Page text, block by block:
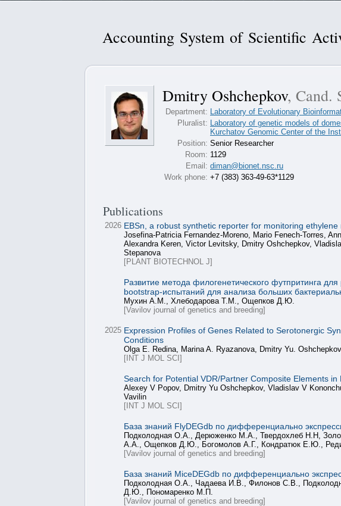
Accounting System of Scientific
Dmitry Oshchepkov, Cand.
Department: Laboratory of Evolutionary
Pluralist: Laboratory of genetic models of
Kurchatov Genomic Center of the
Position: Senior Researcher
Room: 1129
Email: diman@bionet.nsc.ru
Work phone: +7 (383) 363-49-63*1129
Publications
2026 EBSn, a robust synthetic reporter for monitoring
Josefina-Patricia Fernandez-Moreno, Mario Fenech-Torres,
Alexandra Keren, Victor Levitsky, Dmitry Oshchepkov,
Stepanova
[PLANT BIOTECHNOL J]
Развитие метода филогенетического футпритинга
bootstrap-испытаний для анализа больших
Мухин А.М., Хлебодарова Т.М., Ощепков Д.Ю.
[Vavilov journal of genetics and breeding]
2025 Expression Profiles of Genes Related to Serotonergic
Conditions
Olga E. Redina, Marina A. Ryazanova, Dmitry Yu.
[INT J MOL SCI]
Search for Potential VDR/Partner Composite Elements
Alexey V Popov, Dmitry Yu Oshchepkov, Vladislav V
Vavilin
[INT J MOL SCI]
База знаний FlyDEGdb по дифференциально
Подколодная О.А., Дерюженко М.А., Твердохлеб Н.Н,
А.А., Ощепков Д.Ю., Богомолов А.Г., Кондратюк Е.Ю.,
[Vavilov journal of genetics and breeding]
База знаний MiceDEGdb по дифференциально
Подколодная О.А., Чадаева И.В., Филонов С.В.,
Д.Ю., Пономаренко М.П.
[Vavilov journal of genetics and breeding]